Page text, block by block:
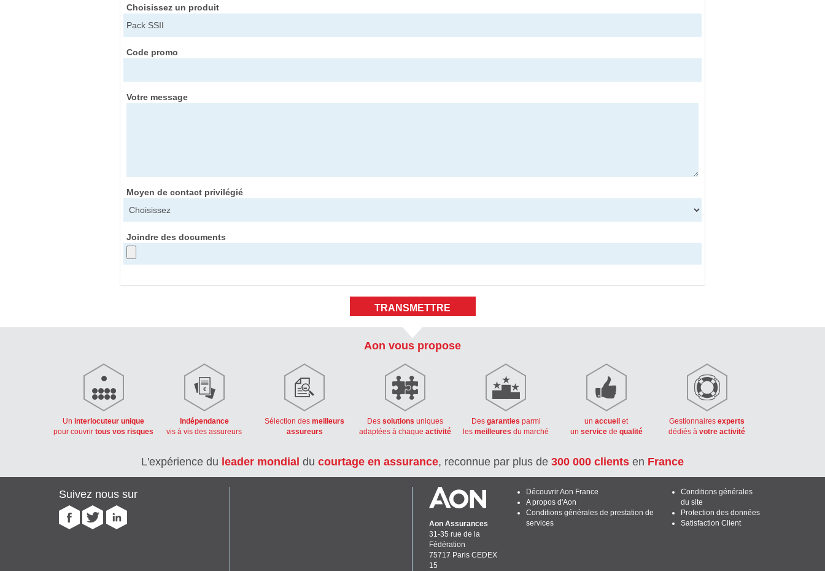
Choisissez un produit
Code promo
Votre message
Moyen de contact privilégié
Joindre des documents
Aon vous propose
Uninterlocuteur unique
pour couvrirtous vos risques
Indépendance
vis à vis des assureurs
Sélection desmeilleurs
assureurs
Dessolutions uniques
adaptées à chaqueactivité
Des garanties parmi
lesmeilleures du marché
unaccueil et
un servicede qualité
Gestionnairesexperts
dédiés à votre activité
L'expérience du leader mondial du courtage en assurance, reconnue par plus de 300 000 clients en France
Suivez nous sur
Aon Assurances
31-35 rue de la
Fédération
75717 Paris CEDEX
15
Découvrir Aon France
A propos d'Aon
Conditions générales de prestation de
services
Conditions générales
du site
Protection des données
Satisfaction Client